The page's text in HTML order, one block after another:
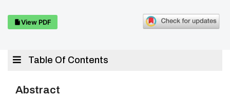
View PDF
Table Of Contents
Abstract